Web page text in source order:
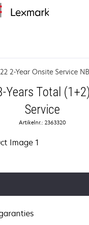
2-Year Onsite Service
Years Total
Service
Artikelnr.: 2363320